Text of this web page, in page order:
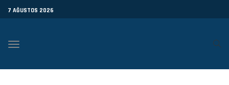
7 AĞUSTOS 2026
Toggle